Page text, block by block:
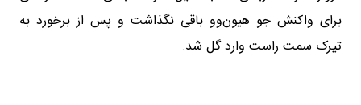
برای واکنش جو هیون‌وو باقی نگذاشت و پس از برخورد به
تیرک سمت راست وارد گل شد.